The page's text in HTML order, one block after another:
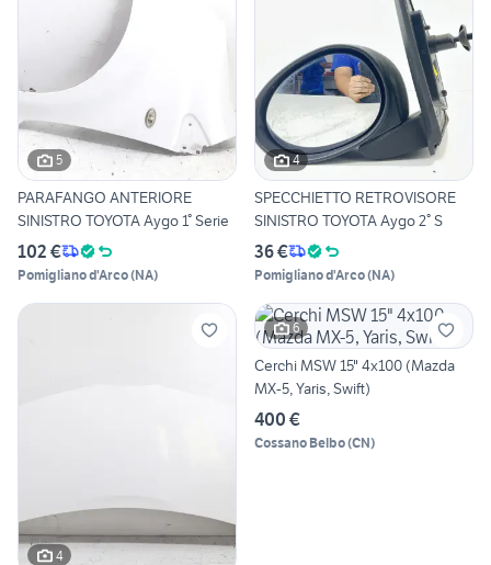
5
PARAFANGO ANTERIORE
SINISTRO TOYOTA Aygo 1° Serie
102 €
Pomigliano d'Arco(NA)
4
SPECCHIETTO RETROVISORE
SINISTRO TOYOTA Aygo 2° S
36 €
Pomigliano d'Arco(NA)
4
6
Cerchi MSW 15" 4x100 (Mazda
MX-5, Yaris, Swift)
400 €
Cossano Belbo(CN)